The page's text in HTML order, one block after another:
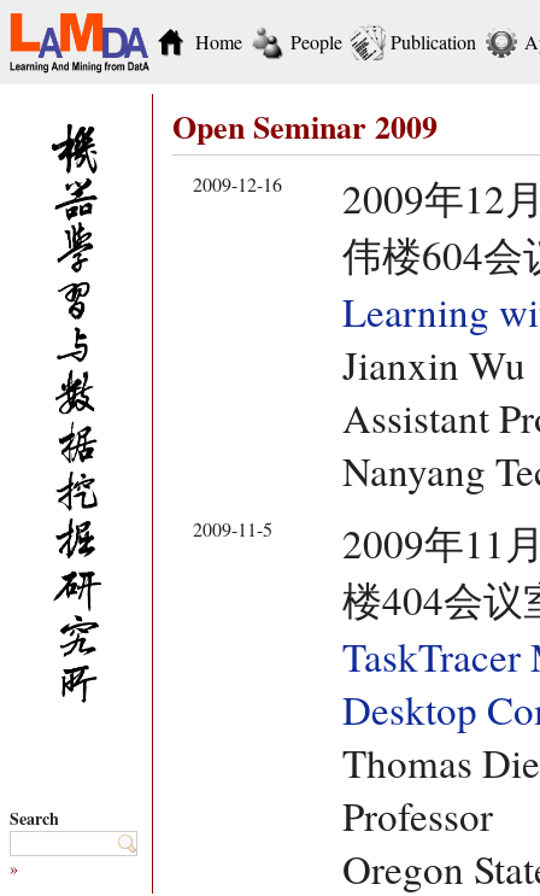
Home People Publication
Search
»
Open Seminar 2009
2009-12-16
2009年12
伟楼604会
Learning
Jianxin Wu
Assistant
Nanyang
2009-11-5
2009年11
楼404会议
Desktop
Thomas
Professor
Oregon